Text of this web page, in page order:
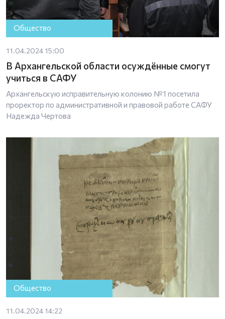
Общество
11.04.2024 15:00
В Архангельской области осуждённые смогут
учиться в САФУ
Архангельскую исправительную колонию №1 посетила
проректор по административной и правовой работе САФУ
Надежда Чертова
Общество
11.04.2024 14:22